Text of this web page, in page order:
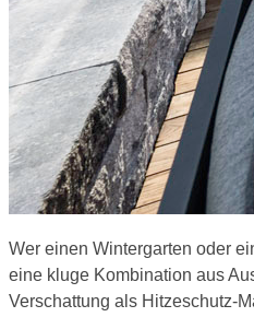
Wer einen Wintergarten oder
eine kluge Kombination aus
Verschattung als Hitzeschutz-